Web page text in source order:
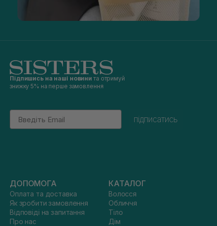
Підпишись на наші новини та отримуй
знижку 5% на перше замовлення
Email
підписатись
ДОПОМОГА
Оплата та доставка
Як зробити замовлення
Відповіді на запитання
Про нас
КАТАЛОГ
Волосся
Обличчя
Тіло
Дім